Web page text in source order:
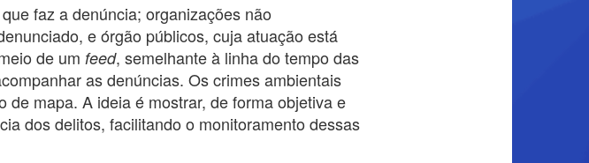
faz a denúncia; organizações não
e órgão públicos, cuja atuação está
de um feed, semelhante à linha do tempo das
as denúncias. Os crimes ambientais
mapa. A ideia é mostrar, de forma objetiva e
dos delitos, facilitando o monitoramento dessas